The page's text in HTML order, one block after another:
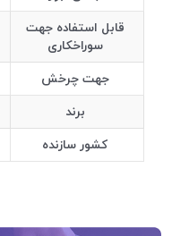
قابل استفاده جهت
سوراخکاری
جهت چرخش
برند
کشور سازنده